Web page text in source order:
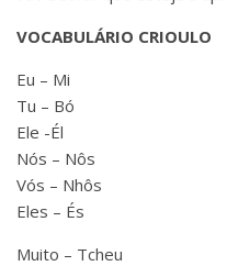
VOCABULÁRIO CRIOULO
Eu – Mi
Tu – Bó
Ele -Él
Nós – Nôs
Vós – Nhôs
Eles – És
Muito – Tcheu